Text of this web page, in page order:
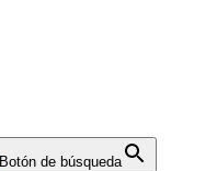
Botón de búsqueda